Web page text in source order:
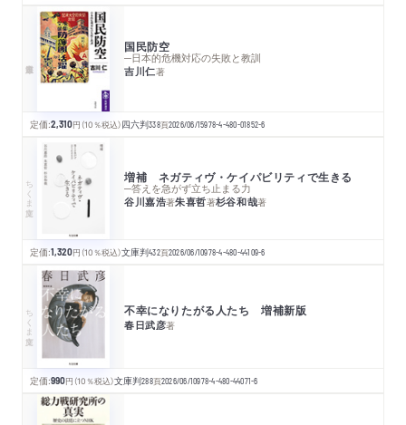
国民防空
─日本的危機対応の失敗と教訓
吉川仁著
定価:2,310円 （10％税込）四六判338頁2026/06/15978-4-480-01852-6
ちくま文庫 増補 ネガティヴ・ケイパビリティで生きる
─答えを急がず立ち止まる力
谷川嘉浩著朱喜哲著杉谷和哉著
定価:1,320円 （10％税込）文庫判432頁2026/06/10978-4-480-44109-6
ちくま文庫 不幸になりたがる人たち 増補新版
春日武彦著
定価:990円 （10％税込）文庫判288頁2026/06/10978-4-480-44071-6